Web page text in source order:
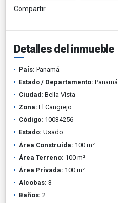
Compartir
Detalles del inmueble
País: Panamá
Estado / Departamento: Panamá
Ciudad: Bella Vista
Zona: El Cangrejo
Código: 10034256
Estado: Usado
Área Construida: 100 m²
Área Terreno: 100 m²
Área Privada: 100 m²
Alcobas: 3
Baños: 2